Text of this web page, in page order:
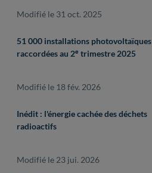
Modifié le 31 oct. 2025
51 000 installations photovoltaïques
raccordées au 2ᵉ trimestre 2025
Modifié le 18 fév. 2026
Inédit : l'énergie cachée des déchets
radioactifs
Modifié le 23 jui. 2026